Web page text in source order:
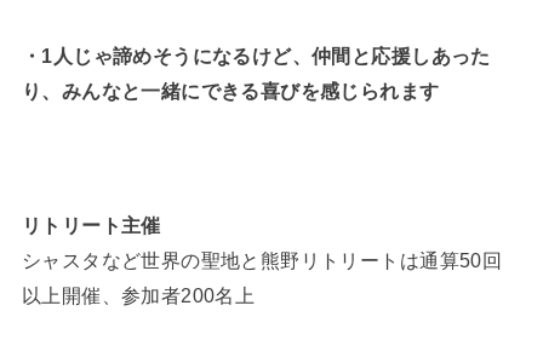
・1人じゃ諦めそうになるけど、仲間と応援しあった
り、みんなと一緒にできる喜びを感じられます
リトリート主催
シャスタなど世界の聖地と熊野リトリートは通算50回
以上開催、参加者200名上